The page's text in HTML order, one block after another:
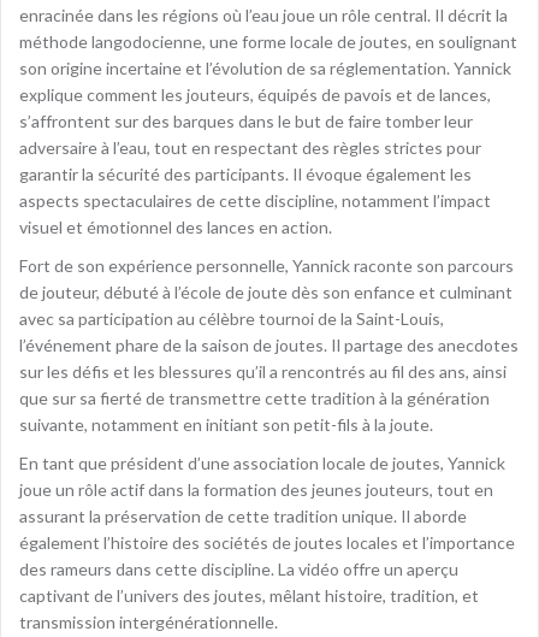
enracinée dans les régions où l’eau joue un rôle central. Il décrit la
méthode langodocienne, une forme locale de joutes, en soulignant
son origine incertaine et l’évolution de sa réglementation. Yannick
explique comment les jouteurs, équipés de pavois et de lances,
s’affrontent sur des barques dans le but de faire tomber leur
adversaire à l’eau, tout en respectant des règles strictes pour
garantir la sécurité des participants. Il évoque également les
aspects spectaculaires de cette discipline, notamment l’impact
visuel et émotionnel des lances en action.
Fort de son expérience personnelle, Yannick raconte son parcours
de jouteur, débuté à l’école de joute dès son enfance et culminant
avec sa participation au célèbre tournoi de la Saint-Louis,
l’événement phare de la saison de joutes. Il partage des anecdotes
sur les défis et les blessures qu’il a rencontrés au fil des ans, ainsi
que sur sa fierté de transmettre cette tradition à la génération
suivante, notamment en initiant son petit-fils à la joute.
En tant que président d’une association locale de joutes, Yannick
joue un rôle actif dans la formation des jeunes jouteurs, tout en
assurant la préservation de cette tradition unique. Il aborde
également l’histoire des sociétés de joutes locales et l’importance
des rameurs dans cette discipline. La vidéo offre un aperçu
captivant de l’univers des joutes, mêlant histoire, tradition, et
transmission intergénérationnelle.